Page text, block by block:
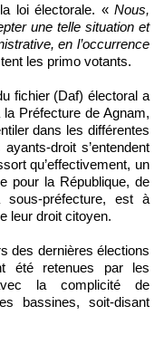
loi électorale. « Nous,
une telle situation et
en l’occurrence
les primo votants.
fichier (Daf) électoral a
Préfecture de Agnam,
dans les différentes
droit s’entendent
qu’effectivement, un
pour la République, de
préfecture, est à
leur droit citoyen.
des dernières élections
été retenues par les
la complicité de
bassines, soit-disant